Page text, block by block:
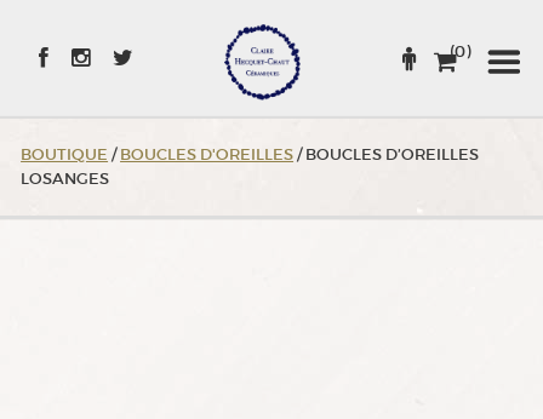
Content
(0)
BOUTIQUE /BOUCLES D'OREILLES/ BOUCLES D’OREILLES
LOSANGES